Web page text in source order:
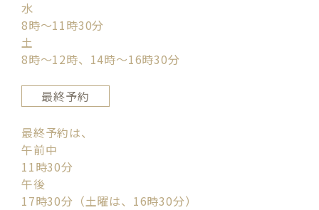
水
8時〜11時30分
土
8時〜12時、14時〜16時30分
最終予約
最終予約は、
午前中
11時30分
午後
17時30分（土曜は、16時30分）